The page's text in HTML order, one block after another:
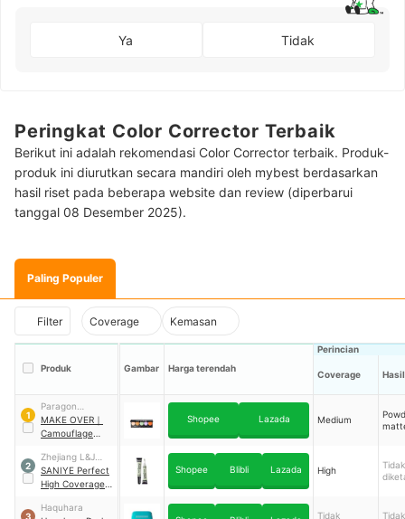
Ya Tidak
Peringkat Color Corrector Terbaik
Berikut ini adalah rekomendasi Color Corrector terbaik. Produk-
produk ini diurutkan secara mandiri oleh mybest berdasarkan
hasil riset pada beberapa website dan review (diperbarui
tanggal 08 Desember 2025).
Paling Populer
Filter Coverage Kemasan
Produk Gambar Harga terendah
Perincian
Coverage
1
Paragon
Technology and
Innovation
MAKE OVER ｜
Camouflage
Concealer
Shopee Lazada Medium
2
Zhejiang L&J
Cosmetics
SANIYE Perfect
High Coverage
Concealer
Shopee Blibli Lazada High
Tidak
3
Haquhara
Tidak
Tidak